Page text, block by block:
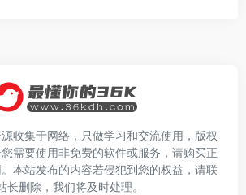
收集于网络，只做学习和交流使用，版权
需要使用非免费的软件或服务，请购买正
本站发布的内容若侵犯到您的权益，请联
长删除，我们将及时处理。